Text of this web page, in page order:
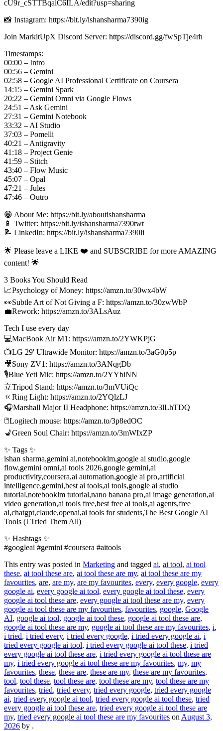
cU9r_cSTTBqaiC6ILA/edit?usp=sharing
📸 Instagram: https://bit.ly/ishansharma7390ig
Join MarkitUpX Discord Server: https://discord.gg/fwSpTje4rh
Timestamps:
00:00 – Intro
00:56 – Gemini
02:58 – Google AI Professional Certificate on Coursera
14:15 – Gemini Spark
20:22 – Gemini Omni via Google Flows
24:51 – Ask Gemini
27:31 – Gemini Notebook
33:32 – AI Studio
37:03 – Pomelli
40:21 – Antigravity
41:18 – Project Genie
41:59 – Stitch
43:40 – Flow Music
45:07 – Opal
47:21 – Jules
47:46 – Outro
😁 About Me: https://bit.ly/aboutishansharma
📱 Twitter: https://bit.ly/ishansharma7390twt
📝 LinkedIn: https://bit.ly/ishansharma7390li
🌟 Please leave a LIKE ❤️ and SUBSCRIBE for more AMAZING
content! 🌟
3 Books You Should Read
📈Psychology of Money: https://amzn.to/30wx4bW
👀Subtle Art of Not Giving a F: https://amzn.to/30zwWbP
💼Rework: https://amzn.to/3ALsAuz
Tech I use every day
💻MacBook Air M1: https://amzn.to/2YWKPjG
📺LG 29' Ultrawide Monitor: https://amzn.to/3aG0p5p
🎥Sony ZV1: https://amzn.to/3ANqgDb
🎙Blue Yeti Mic: https://amzn.to/2YYbiNN
⽴Tripod Stand: https://amzn.to/3mVUiQc
🔅Ring Light: https://amzn.to/2YQlzLJ
🎧Marshall Major II Headphone: https://amzn.to/3lLhTDQ
🖱Logitech mouse: https://amzn.to/3p8edOC
💺Green Soul Chair: https://amzn.to/3mWIxZP
✨ Tags ✨
ishan sharma,gemini ai,notebooklm,google ai studio,google
flow,gemini omni,ai tools 2026,google gemini,ai
productivity,coursera,ai automation,google ai pro,artificial
intelligence,gemini,best ai tools,ai tools,google ai studio
tutorial,notebooklm tutorial,nano banana pro,ai image generation,ai
video generation,ai tools free,best free ai tools,ai agents,free
ai,chatgpt,claude,openai,ai tools for students,The Best Google AI
Tools (I Tried Them All)
✨ Hashtags ✨
#googleai #gemini #coursera #aitools
This entry was posted in Marketing and tagged ai, ai tool, ai tool
these, ai tool these are, ai tool these are my, ai tool these are my
favourites, are, are my, are my favourites, every, every google, every
google ai, every google ai tool, every google ai tool these, every
google ai tool these are, every google ai tool these are my, every
google ai tool these are my favourites, favourites, google, Google
AI, google ai tool, google ai tool these, google ai tool these are,
google ai tool these are my, google ai tool these are my favourites, i,
i tried, i tried every, i tried every google, i tried every google ai, i
tried every google ai tool, i tried every google ai tool these, i tried
every google ai tool these are, i tried every google ai tool these are
my, i tried every google ai tool these are my favourites, my, my
favourites, these, these are, these are my, these are my favourites,
tool, tool these, tool these are, tool these are my, tool these are my
favourites, tried, tried every, tried every google, tried every google
ai, tried every google ai tool, tried every google ai tool these, tried
every google ai tool these are, tried every google ai tool these are
my, tried every google ai tool these are my favourites on August 3,
2026 by .